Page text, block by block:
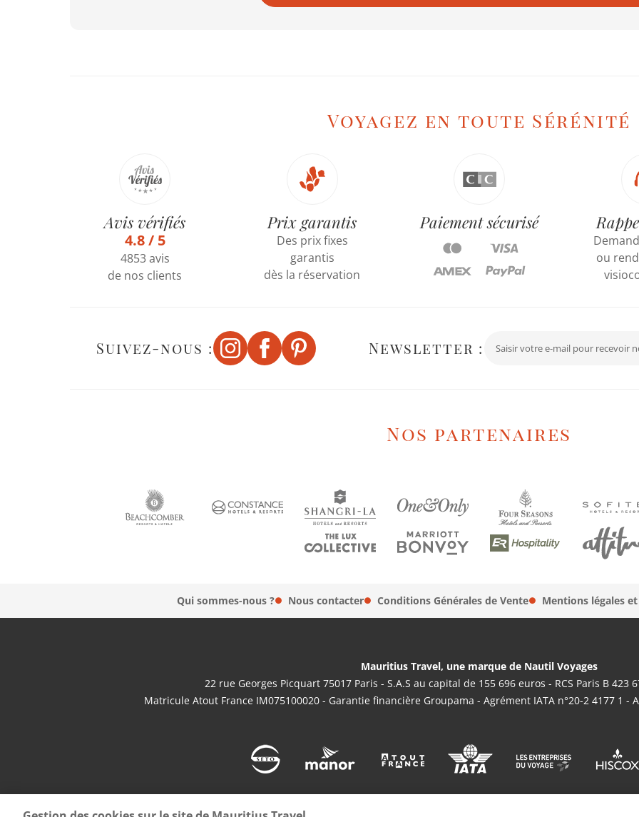
Voyagez en toute Sérénité
Avis vérifiés
4.8 / 5
4853 avis
de nos clients
Prix garantis
Des prix fixes
garantis
dès la réservation
Paiement sécurisé
ou
Suivez-nous : Newsletter :
Nos partenaires
Qui sommes-nous ? Nous contacter Conditions Générales de Vente Mentions légales
Mauritius Travel, une marque de Nautil Voyages
22 rue Georges Picquart 75017 Paris - S.A.S au capital de 155 696 euros - RCS Paris B 423
Matricule Atout France IM075100020 - Garantie financière Groupama - Agrément IATA n°20-2 4177 1 -